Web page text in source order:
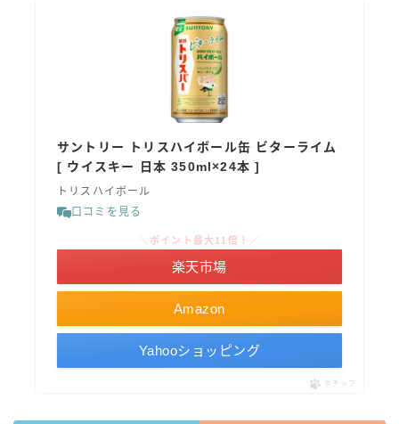
タカラCANチューハイ
宝焼酎のお茶割りシリーズ
極上レモンサワー
極上フルーツサワー
檸檬堂
オリオンビール
サントリー トリスハイボール缶 ビターライム
[ ウイスキー 日本 350ml×24本 ]
トリスハイボール
口コミを見る
Amazon
＼ポイント最大11倍！／
楽天市場
Yahooショッピング
ポチップ